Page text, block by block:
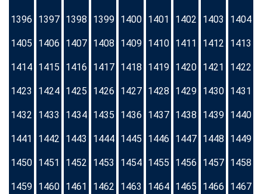
1396 1397 1398 1399 1400 1401 1402 1403 1404
1405 1406 1407 1408 1409 1410 1411 1412 1413
1414 1415 1416 1417 1418 1419 1420 1421 1422
1423 1424 1425 1426 1427 1428 1429 1430 1431
1432 1433 1434 1435 1436 1437 1438 1439 1440
1441 1442 1443 1444 1445 1446 1447 1448 1449
1450 1451 1452 1453 1454 1455 1456 1457 1458
1459 1460 1461 1462 1463 1464 1465 1466 1467